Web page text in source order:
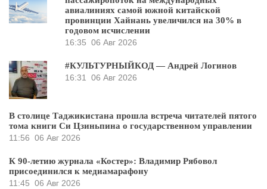
авиалиниях самой южной китайской
провинции Хайнань увеличился на 30% в
годовом исчислении
16:35 06 Авг 2026
#КУЛЬТУРНЫЙКОД — Андрей Логинов
16:31
06 Авг 2026
В столице Таджикистана прошла встреча читателей пятого
тома книги Си Цзиньпина о государственном управлении
11:56 06 Авг 2026
К 90-летию журнала «Костер»: Владимир Рябовол
присоединился к медиамарафону
11:45 06 Авг 2026